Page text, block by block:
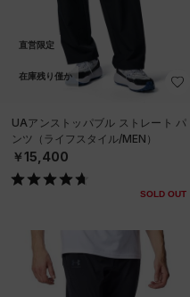
直営限定
在庫残り僅か
UAアンストッパブル ストレート パ
ンツ（ライフスタイル/MEN）
￥15,400
SOLD OUT